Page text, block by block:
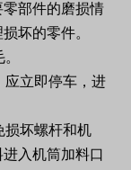
部件的磨损情
坏的零件。
应立即停车，进
损坏螺杆和机
入机筒加料口